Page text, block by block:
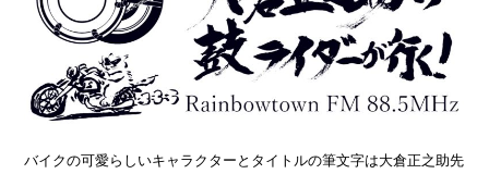
バイクの可愛らしいキャラクターとタイトルの筆文字は大倉正之助先